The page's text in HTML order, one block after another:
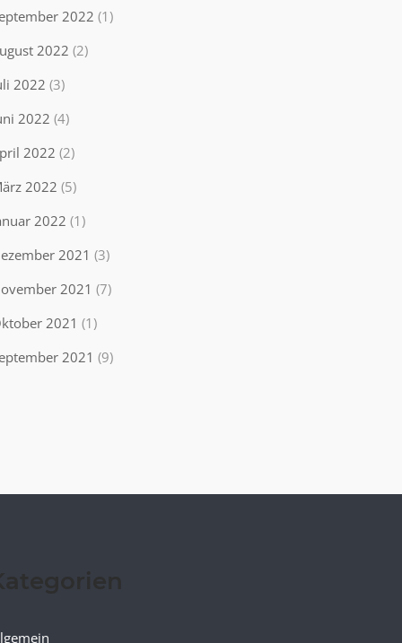
2022 (1)
2022 (2)
2022 (3)
2022 (4)
2022 (2)
2022 (5)
2022 (1)
2021 (3)
2021 (7)
2021 (1)
2021 (9)